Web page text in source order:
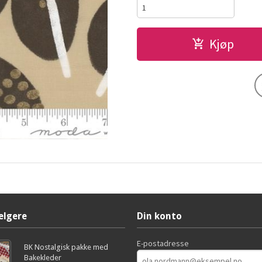
Kjøp
BK Nostalgisk pakke med
Bakekleder
Din konto
E-postadresse